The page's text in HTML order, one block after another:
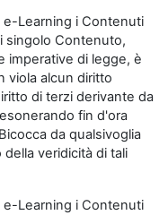
Learning i Contenuti
singolo Contenuto,
imperative di legge, è
viola alcun diritto
di terzi derivante da
fin d'ora
da qualsivoglia
veridicità di tali
Learning i Contenuti